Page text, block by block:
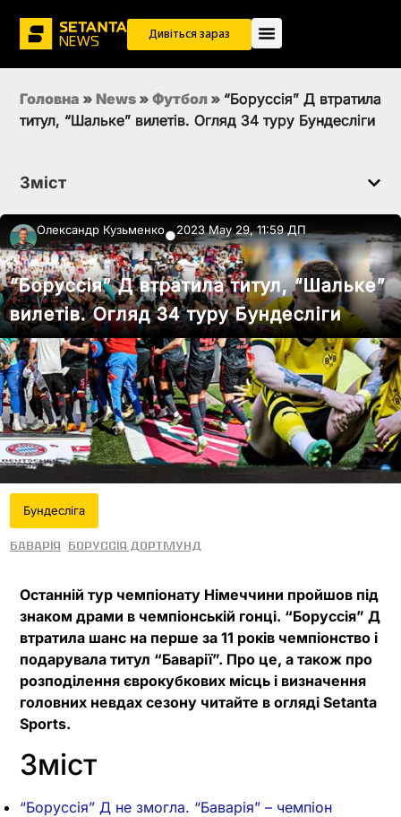
Дивіться зараз
Головна » News » Футбол » “Боруссія” Д втратила
титул, “Шальке” вилетів. Огляд 34 туру Бундесліги
Зміст
Олександр Кузьменко●2023 May 29, 11:59 ДП
“Боруссія” Д втратила титул, “Шальке”
вилетів. Огляд 34 туру Бундесліги
Бундесліга
Баварія Боруссія Дортмунд
Останній тур чемпіонату Німеччини пройшов під
знаком драми в чемпіонській гонці. “Боруссія” Д
втратила шанс на перше за 11 років чемпіонство і
подарувала титул “Баварії”. Про це, а також про
розподілення єврокубкових місць і визначення
головних невдах сезону читайте в огляді Setanta
Sports.
Зміст
“Боруссія” Д не змогла. “Баварія” – чемпіон